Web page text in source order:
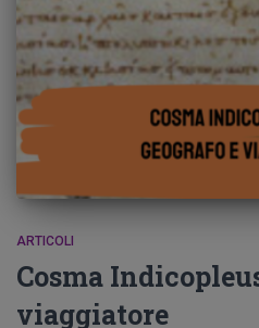
ARTICOLI
Cosma
viaggiatore